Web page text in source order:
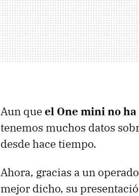
Aun queel One mini no
tenemos muchos datos
desde hace tiempo.
Ahora, gracias a un
mejor dicho, su